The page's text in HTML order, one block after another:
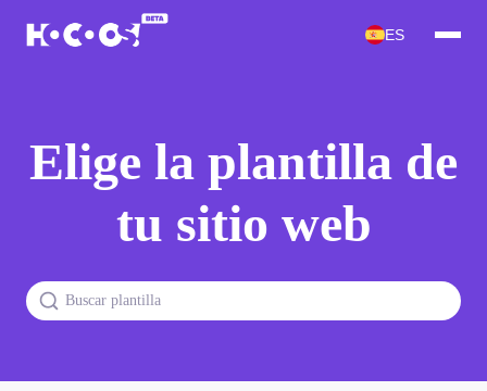
ES
Elige la plantilla de
tu sitio web